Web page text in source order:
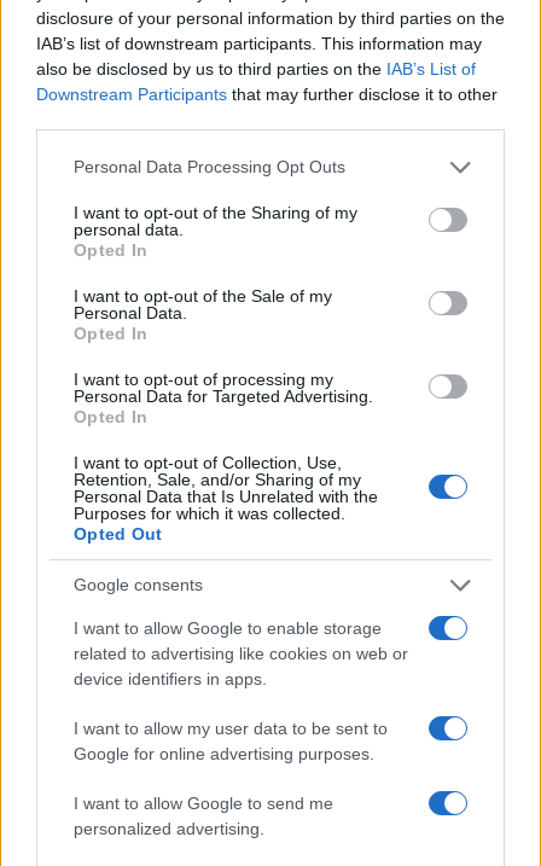
disclosure of your personal information by third parties on the
IAB’s list of downstream participants. This information may
also be disclosed by us to third parties on the IAB’s List of
Downstream Participants that may further disclose it to other
Please note that this website/app uses one or more Google
not limited to your visit or usage behaviour. You may click to
grant or deny consent to Google and its third-party tags to
use your data for below specified purposes in below Google
consent section.
Personal Data Processing Opt Outs
I want to opt-out of the Sharing of my
personal data.
Opted In
I want to opt-out of the Sale of my
Personal Data.
Opted In
I want to opt-out of processing my
Personal Data for Targeted Advertising.
Opted In
I want to opt-out of Collection, Use,
Retention, Sale, and/or Sharing of my
Personal Data that Is Unrelated with the
Purposes for which it was collected.
Opted Out
Google consents
I want to allow Google to enable storage
related to advertising like cookies on web or
device identifiers in apps.
I want to allow my user data to be sent to
Google for online advertising purposes.
I want to allow Google to send me
personalized advertising.
Τα αντικείμενα σπουδών περιλαμβάνουν μεγάλη
ποικιλία: «Φιλολογία, Ιστορία και Αρχαιολογία,
Φιλοσοφία, Αρχιτέκτονες, Ηλεκτρολόγους Μηχανικούς
και Μηχανικούς Υπολογιστών, Χημικούς Μηχανικούς,
Μηχανολόγους Μηχανικούς, Μαθηματικών, Φυσικών,
Φυσικοθεραπείας, Νοσηλευτικής, Διοίκησης
Επιχειρήσεων, Λογιστικής και Χρηματοοικονομικών,
Πλοιάρχους και Μηχανικούς του Εμπορικού Ναυτικού
και φυσικά τις Στρατιωτικές που προαναφέραμε.
Πρόκειται για σχολές με πλήρη επαγγελματικά
δικαιώματα».
Πανελλαδικές: Το «κλειδί» της Ελάχιστης
Βάσης Εισαγωγής
Στον παρακάτω πίνακα που επιμελήθηκε ο κ.
τμήματα που είχαν ΕΒΕ μεγαλύτερη του 10
και είχαν
3.619 κενές θέσεις. Σε κάποια από αυτά τα τμήματα της
λίστας απαιτούνται και ειδικά μαθήματα για την
εισαγωγή, οπότε υπάρχει και η ΕΒΕ των ειδικών